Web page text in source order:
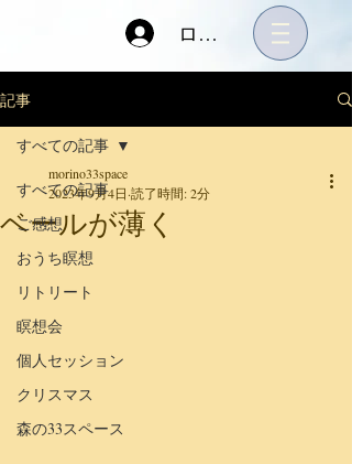
ログイン
記事
すべての記事
ご感想
おうち瞑想
リトリート
瞑想会
個人セッション
クリスマス
森の33スペース
すべての記事
ベールが薄く
morino33space
2023年9月4日 読了時間: 2分